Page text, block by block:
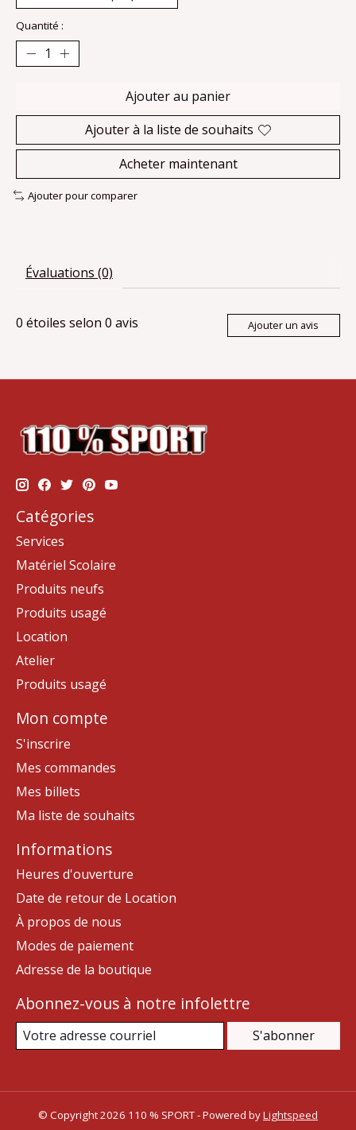
Quantité :
Ajouter au panier
Ajouter à la liste de souhaits
Acheter maintenant
Ajouter pour comparer
Évaluations (0)
0 étoiles selon 0 avis Ajouter un avis
Catégories
Services
Matériel Scolaire
Produits neufs
Produits usagé
Location
Atelier
Produits usagé
Mon compte
S'inscrire
Mes commandes
Mes billets
Ma liste de souhaits
Informations
Heures d'ouverture
Date de retour de Location
À propos de nous
Modes de paiement
Adresse de la boutique
Abonnez-vous à notre infolettre
S'abonner
© Copyright 2026 110 % SPORT - Powered byLightspeed